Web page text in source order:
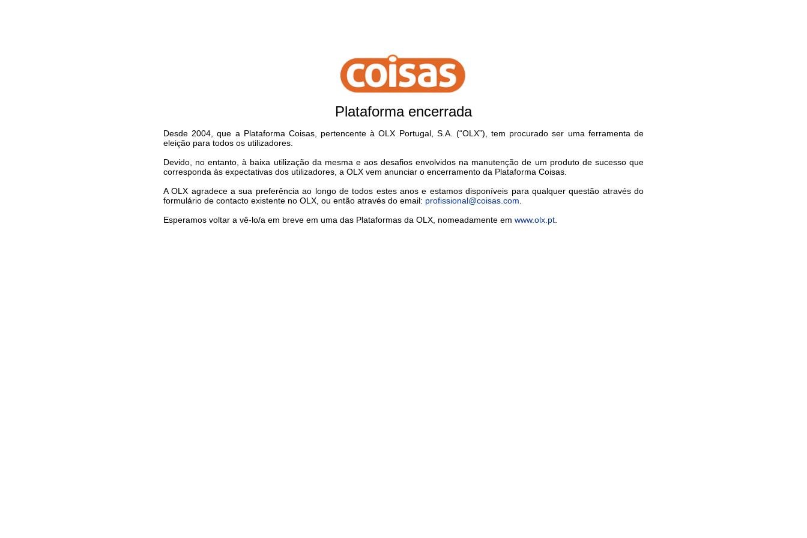
Plataforma encerrada
Desde 2004, que a Plataforma Coisas, pertencente à OLX Portugal, S.A. (“OLX”), tem procurado ser uma ferramenta de
eleição para todos os utilizadores.
Devido, no entanto, à baixa utilização da mesma e aos desafios envolvidos na manutenção de um produto de sucesso que
corresponda às expectativas dos utilizadores, a OLX vem anunciar o encerramento da Plataforma Coisas.
A OLX agradece a sua preferência ao longo de todos estes anos e estamos disponíveis para qualquer questão através do
formulário de contacto existente no OLX, ou então através do email: profissional@coisas.com
Esperamos voltar a vê-lo/a em breve em uma das Plataformas da OLX, nomeadamente em www.olx.pt